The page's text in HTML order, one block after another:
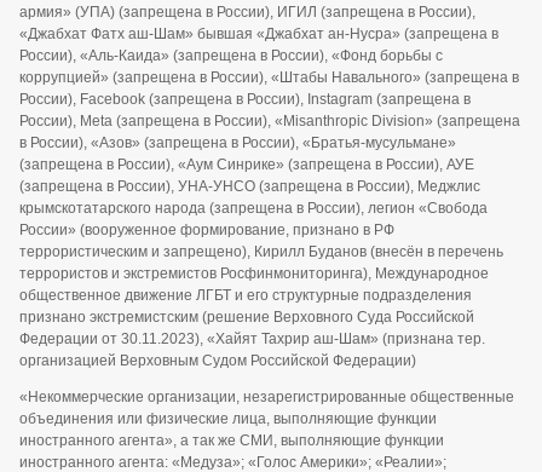
армия» (УПА) (запрещена в России), ИГИЛ (запрещена в России),
«Джабхат Фатх аш-Шам» бывшая «Джабхат ан-Нусра» (запрещена в
России), «Аль-Каида» (запрещена в России), «Фонд борьбы с
коррупцией» (запрещена в России), «Штабы Навального» (запрещена в
России), Facebook (запрещена в России), Instagram (запрещена в
России), Meta (запрещена в России), «Misanthropic Division» (запрещена
в России), «Азов» (запрещена в России), «Братья-мусульмане»
(запрещена в России), «Аум Синрике» (запрещена в России), АУЕ
(запрещена в России), УНА-УНСО (запрещена в России), Меджлис
крымскотатарского народа (запрещена в России), легион «Свобода
России» (вооруженное формирование, признано в РФ
террористическим и запрещено), Кирилл Буданов (внесён в перечень
террористов и экстремистов Росфинмониторинга), Международное
общественное движение ЛГБТ и его структурные подразделения
признано экстремистским (решение Верховного Суда Российской
Федерации от 30.11.2023), «Хайят Тахрир аш-Шам» (признана тер.
организацией Верховным Судом Российской Федерации)
«Некоммерческие организации, незарегистрированные общественные
объединения или физические лица, выполняющие функции
иностранного агента», а так же СМИ, выполняющие функции
иностранного агента: «Медуза»; «Голос Америки»; «Реалии»;